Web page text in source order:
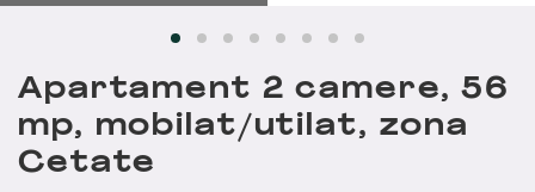
Apartament 2 camere, 56
mp, mobilat/utilat, zona
Cetate